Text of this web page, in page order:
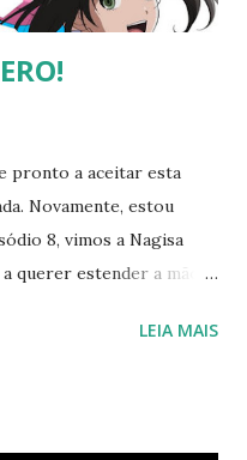
pronto a aceitar esta
Novamente, estou
8, vimos a Nagisa
querer estender a mão
temos uma Ayano em
LEIA MAIS